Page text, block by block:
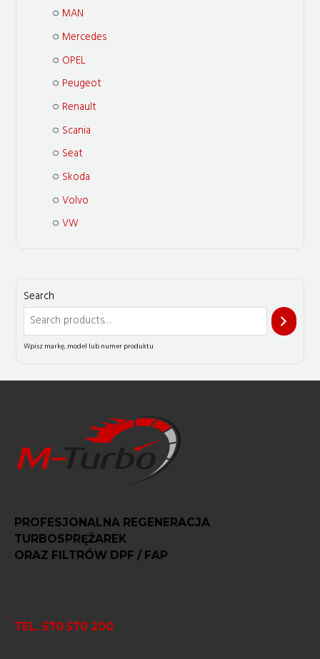
MAN
Mercedes
OPEL
Peugeot
Renault
Scania
Seat
Skoda
Volvo
VW
Search
PROFESJONALNA REGENERACJA
TURBOSPRĘŻAREK
ORAZ FILTRÓW DPF / FAP
TEL. 570 570 200